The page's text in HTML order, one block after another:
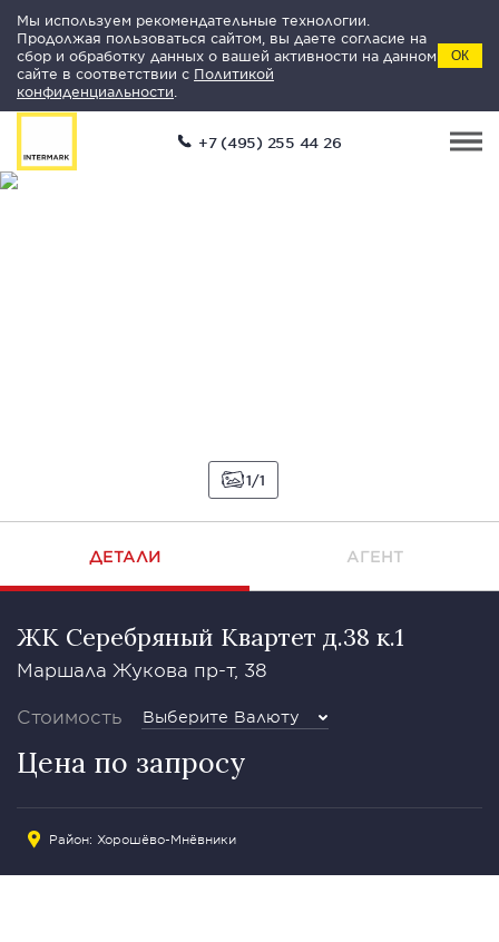
Мы используем рекомендательные технологии.
Продолжая пользоваться сайтом, вы даете согласие на
сбор и обработку данных о вашей активности на данном
сайте в соответствии с Политикой
конфиденциальности
ОК
+7 (495) 255 44 26
1 1
ДЕТАЛИ АГЕНТ
ЖК Серебряный Квартет д.38 к.1
Маршала Жукова пр-т, 38
Стоимость Выберите Валюту
Цена по запросу
Район: Хорошёво-Мнёвники